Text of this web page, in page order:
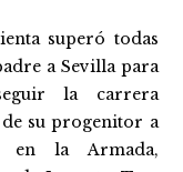
superó todas
a Sevilla para
la carrera
de su progenitor a
en la Armada,